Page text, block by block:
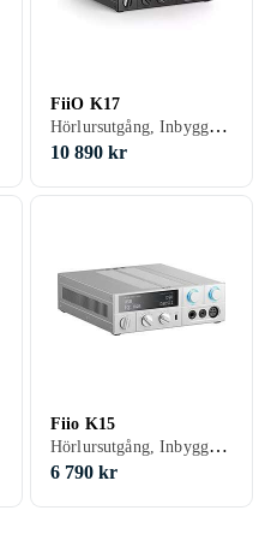
FiiO K17
Hörlursutgång, Inbyggd D/A-omvandlare
10 890 kr
Fiio K15
Hörlursutgång, Inbyggd D/A-omvandlare
6 790 kr